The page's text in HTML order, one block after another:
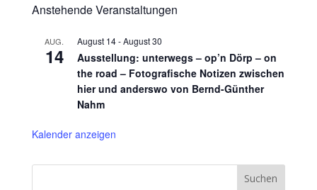
Anstehende Veranstaltungen
AUG.
14
August 14-August 30
Ausstellung: unterwegs – op’n Dörp – on
the road – Fotografische Notizen zwischen
hier und anderswo von Bernd-Günther
Nahm
Kalender anzeigen